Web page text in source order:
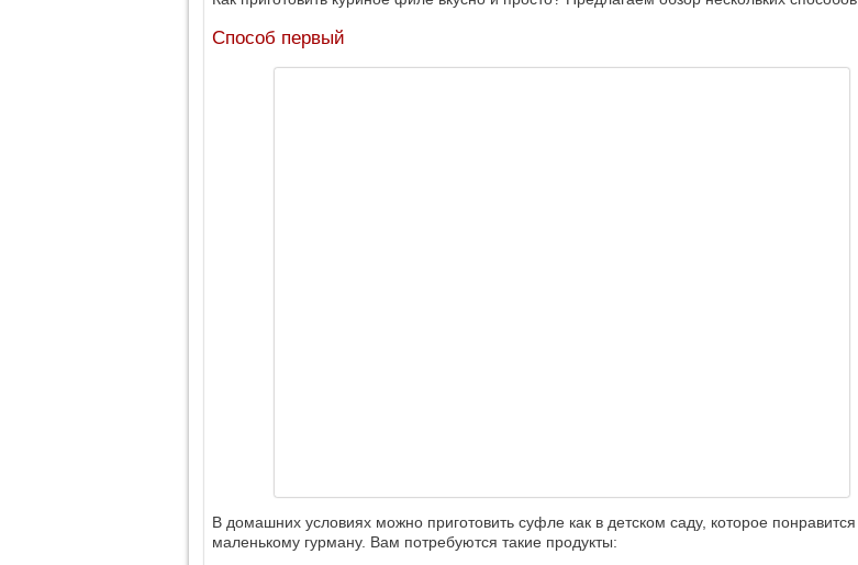
Способ первый
В домашних условиях можно приготовить суфле как в детском саду, которое понравится
маленькому гурману. Вам потребуются такие продукты: